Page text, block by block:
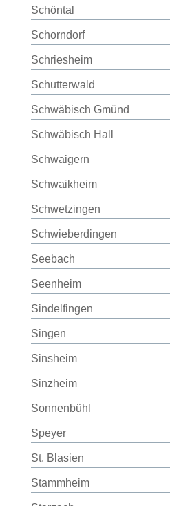
Schöntal
Schorndorf
Schriesheim
Schutterwald
Schwäbisch Gmünd
Schwäbisch Hall
Schwaigern
Schwaikheim
Schwetzingen
Schwieberdingen
Seebach
Seenheim
Sindelfingen
Singen
Sinsheim
Sinzheim
Sonnenbühl
Speyer
St. Blasien
Stammheim